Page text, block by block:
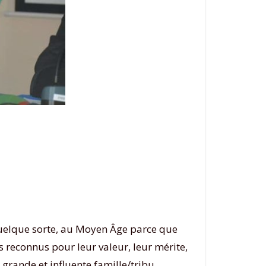
sorte, au Moyen Âge parce que
reconnus pour leur valeur, leur mérite,